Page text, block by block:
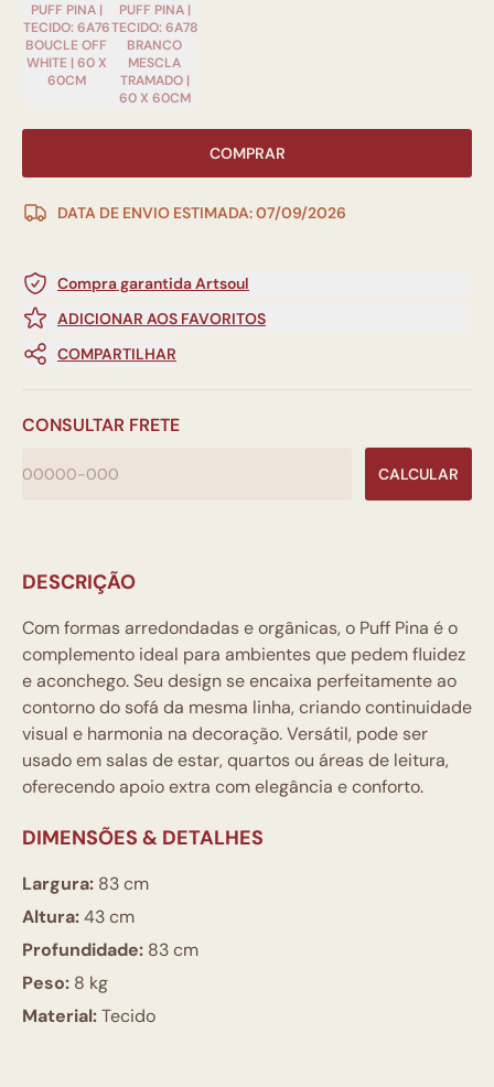
PUFF PINA |
TECIDO: 6A76
BOUCLE OFF
WHITE | 60 X
60CM
PUFF PINA |
TECIDO: 6A78
BRANCO
MESCLA
TRAMADO |
60 X 60CM
COMPRAR
DATA DE ENVIO ESTIMADA: 07/09/2026
Compra garantida Artsoul
ADICIONAR AOS FAVORITOS
COMPARTILHAR
CONSULTAR FRETE
CALCULAR
DESCRIÇÃO
Com formas arredondadas e orgânicas, o Puff Pina é o
complemento ideal para ambientes que pedem fluidez
e aconchego. Seu design se encaixa perfeitamente ao
contorno do sofá da mesma linha, criando continuidade
visual e harmonia na decoração. Versátil, pode ser
usado em salas de estar, quartos ou áreas de leitura,
oferecendo apoio extra com elegância e conforto.
DIMENSÕES & DETALHES
Largura: 83 cm
Altura:43 cm
Profundidade: 83 cm
Peso: 8 kg
Material:Tecido